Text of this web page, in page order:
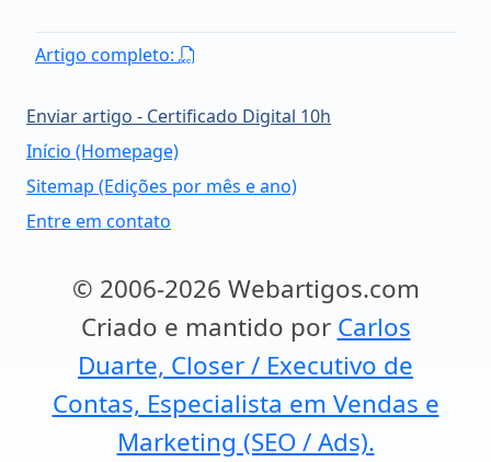
Artigo completo:
Enviar artigo - Certificado Digital 10h
Início (Homepage)
Sitemap (Edições por mês e ano)
Entre em contato
© 2006-2026 Webartigos.com
Criado e mantido por Carlos
Duarte, Closer / Executivo de
Contas, Especialista em Vendas e
Marketing (SEO / Ads).